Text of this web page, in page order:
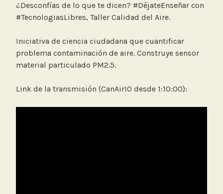
¿Desconfías de lo que te dicen? #DéjateEnseñar con
#TecnologiasLibres, Taller Calidad del Aire.
Iniciativa de ciencia ciudadana que cuantificar
problema contaminación de aire. Construye sensor
material particulado PM2.5.
Link de la transmisión (CanAirIO desde 1:10:00):